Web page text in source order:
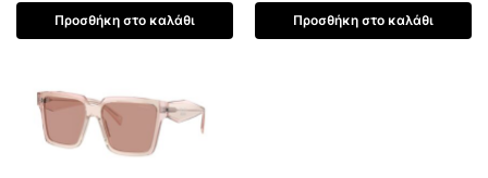
Προσθήκη στο καλάθι Προσθήκη στο καλάθι